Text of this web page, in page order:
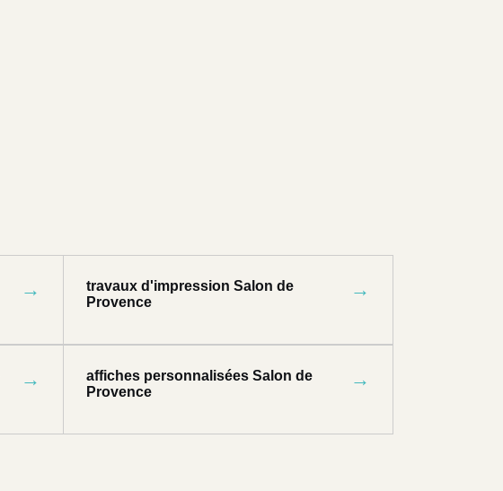
→
travaux d'impression Salon de
Provence
→
→
affiches personnalisées Salon de
Provence
→